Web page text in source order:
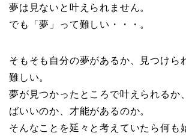
夢は見ないと叶えられません。
でも「夢」って難しい・・・。
そもそも自分の夢があるか、見つけら
難しい。
夢が見つかったところで叶えられるか
ばいいのか、才能があるのか。
そんなことを延々と考えていたら何も